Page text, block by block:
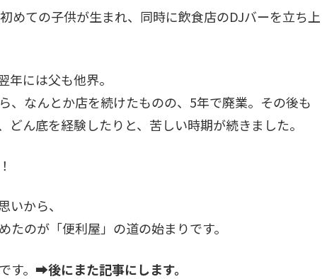
めての子供が生まれ、同時に飲食店のDJバーを立ち上
には父も他界。
、なんとか店を続けたものの、5年で廃業。その後も
ん底を経験したりと、苦しい時期が続きました。
から、
のが「便利屋」の道の始まりです。
す。➡後にまた記事にします。